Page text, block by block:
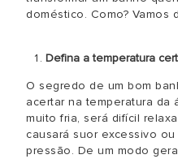
doméstico. Como? Vamos
Defina a temperatura
O segredo de um bom
acertar na temperatura da
muito fria, será difícil
causará suor excessivo
pressão. De um modo